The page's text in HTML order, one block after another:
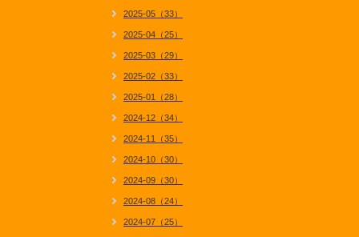
2025-05（33）
2025-04（25）
2025-03（29）
2025-02（33）
2025-01（28）
2024-12（34）
2024-11（35）
2024-10（30）
2024-09（30）
2024-08（24）
2024-07（25）